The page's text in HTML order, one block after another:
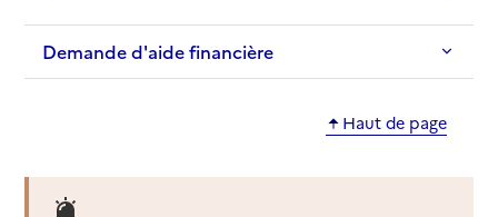
Demande d'aide financière
Haut de page